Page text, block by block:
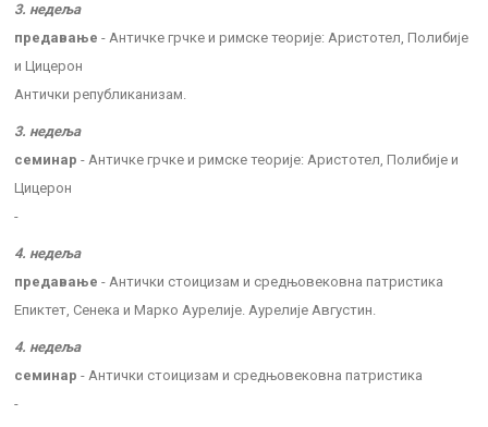
3. недеља
предавање - Античке грчке и римске теорије: Аристотел, Полибије
и Цицерон
Антички републиканизам.
3. недеља
семинар - Античке грчке и римске теорије: Аристотел, Полибије и
Цицерон
-
4. недеља
предавање - Антички стоицизам и средњовековна патристика
Епиктет, Сенека и Марко Аурелије. Аурелије Августин.
4. недеља
семинар - Антички стоицизам и средњовековна патристика
-